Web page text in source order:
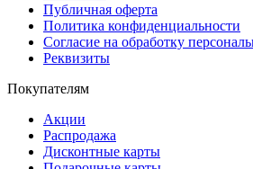
Публичная оферта
Политика конфиденциальности
Согласие на обработку
Реквизиты
Покупателям
Акции
Распродажа
Дисконтные карты